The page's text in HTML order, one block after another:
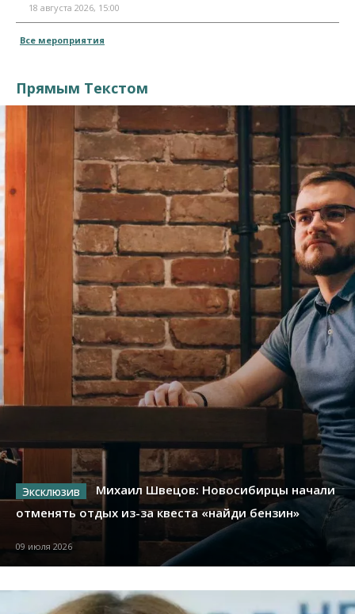
18 августа 2026, 15:00
Все мероприятия
Прямым Текстом
Михаил Швецов: Новосибирцы начали
отменять отдых из-за квеста «найди бензин»
09 июля 2026